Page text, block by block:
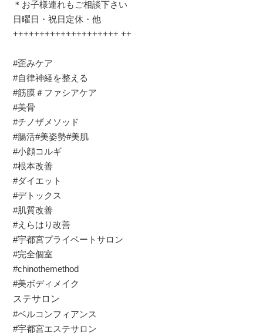
＊お子様連れもご相談下さい
日曜日・祝日定休・他
++++++++++++++++++++ ++
#歪みケア
#自律神経を整える
#筋膜＃ファシアケア
#美骨
#チノザメソッド
#腸活#美姿勢#美肌
#小顔コルギ
#根本改善
#ダイエット
#デトックス
#肌質改善
#えらはり改善
#宇都宮プライベートサロン
#完全個室
#chinothemethod
#美ボディメイク
ステサロン
#ベルコンフィアンス⠀
#宇都宮エステサロン